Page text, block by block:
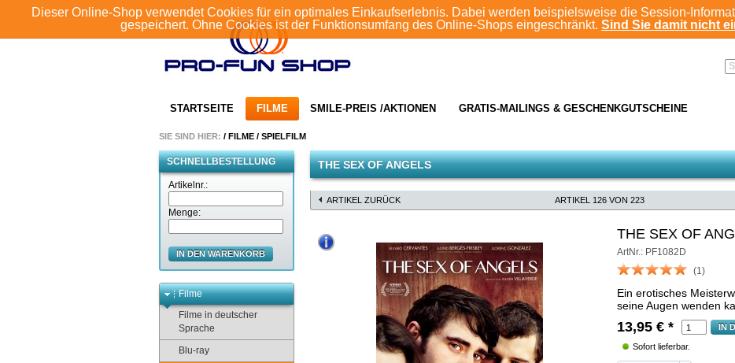
Dieser Online-Shop verwendet Cookies für ein optimales Einkaufserlebnis. Dabei werden beispielsweise die Session-
gespeichert. Ohne Cookies ist der Funktionsumfang des Online-Shops eingeschränkt. Sind Sie damit nicht
STARTSEITE FILME SMILE-PREIS /AKTIONEN GRATIS-MAILINGS & GESCHENKGUTSCHEINE
SIE SIND HIER: / FILME / SPIELFILM
SCHNELLBESTELLUNG
Artikelnr.:
Menge:
IN DEN WARENKORB
Filme
Filme in deutscher
Sprache
Blu-ray
THE SEX OF ANGELS
ARTIKEL ZURÜCK ARTIKEL 126 VON 223
THE SEX OF
ArtNr.: PF1082D
(1)
Ein erotisches
seine Augen wenden
13,95 € * IN
Sofort lieferbar.